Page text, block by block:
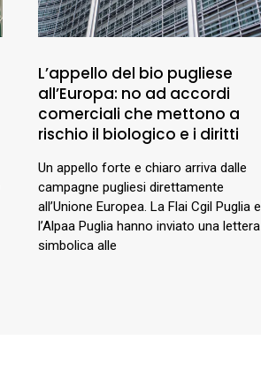
L’appello del bio pugliese
all’Europa: no ad accordi
comerciali che mettono a
rischio il biologico e i diritti
Un appello forte e chiaro arriva dalle
campagne pugliesi direttamente
all’Unione Europea. La Flai Cgil Puglia e
l’Alpaa Puglia hanno inviato una lettera
simbolica alle